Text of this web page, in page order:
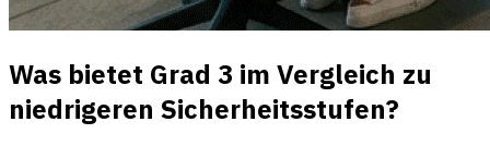
Was bietet Grad 3 im Vergleich zu
niedrigeren Sicherheitsstufen?